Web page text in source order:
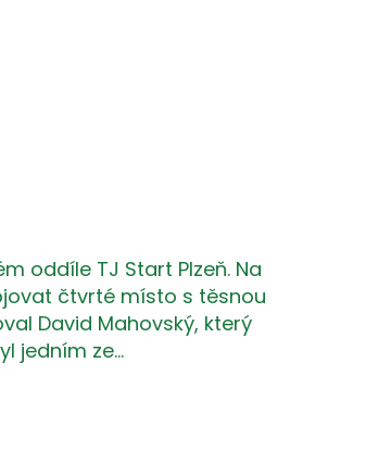
oddíle TJ Start Plzeň. Na
čtvrté místo s těsnou
David Mahovský, který
jedním ze…